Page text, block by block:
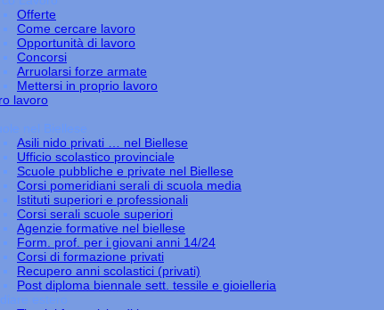
Offerte
Come cercare lavoro
Opportunità di lavoro
Concorsi
Arruolarsi forze armate
Mettersi in proprio lavoro
lavoro
nel Biellese
Asili nido privati … nel Biellese
Ufficio scolastico provinciale
Scuole pubbliche e private nel Biellese
Corsi pomeridiani serali di scuola media
Istituti superiori e professionali
Corsi serali scuole superiori
Agenzie formative nel biellese
Form. prof. per i giovani anni 14/24
Corsi di formazione privati
Recupero anni scolastici (privati)
Post diploma biennale sett. tessile e gioielleria
estero